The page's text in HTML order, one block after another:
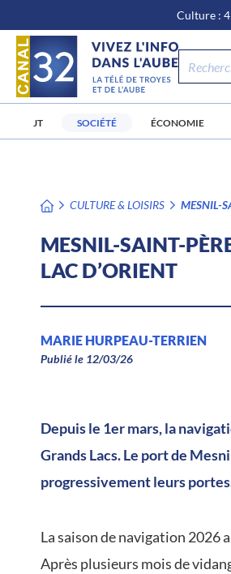
au
contenu
Culture :
JT SOCIÉTÉ ÉCONOMIE
CULTURE & LOISIRS MESNIL-
MESNIL-SAINT-
LAC D’ORIENT
MARIE HURPEAU-TERRIEN
Publié le 12/03/26
Depuis le 1er mars, la
Grands Lacs. Le port de
progressivement leurs
La saison de navigation 2026
Après plusieurs mois de